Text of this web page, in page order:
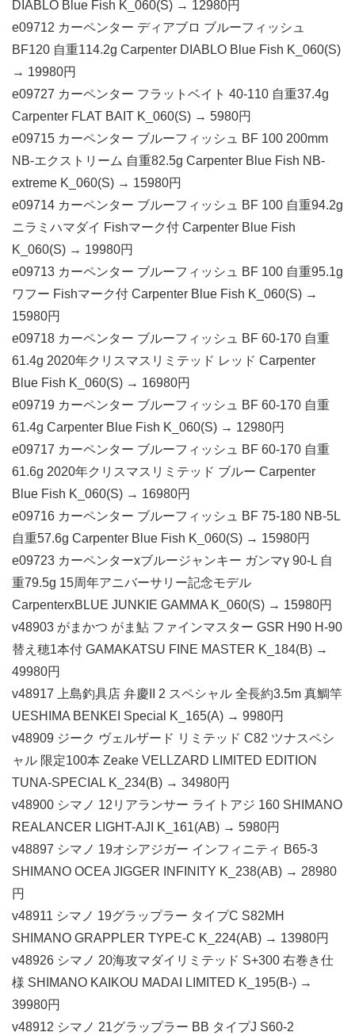
DIABLO Blue Fish K_060(S) → 12980円
e09712 カーペンター ディアブロ ブルーフィッシュ
BF120 自重114.2g Carpenter DIABLO Blue Fish K_060(S)
→ 19980円
e09727 カーペンター フラットベイト 40-110 自重37.4g
Carpenter FLAT BAIT K_060(S) → 5980円
e09715 カーペンター ブルーフィッシュ BF 100 200mm
NB-エクストリーム 自重82.5g Carpenter Blue Fish NB-
extreme K_060(S) → 15980円
e09714 カーペンター ブルーフィッシュ BF 100 自重94.2g
ニラミハマダイ Fishマーク付 Carpenter Blue Fish
K_060(S) → 19980円
e09713 カーペンター ブルーフィッシュ BF 100 自重95.1g
ワフー Fishマーク付 Carpenter Blue Fish K_060(S) →
15980円
e09718 カーペンター ブルーフィッシュ BF 60-170 自重
61.4g 2020年クリスマスリミテッド レッド Carpenter
Blue Fish K_060(S) → 16980円
e09719 カーペンター ブルーフィッシュ BF 60-170 自重
61.4g Carpenter Blue Fish K_060(S) → 12980円
e09717 カーペンター ブルーフィッシュ BF 60-170 自重
61.6g 2020年クリスマスリミテッド ブルー Carpenter
Blue Fish K_060(S) → 16980円
e09716 カーペンター ブルーフィッシュ BF 75-180 NB-5L
自重57.6g Carpenter Blue Fish K_060(S) → 15980円
e09723 カーペンターxブルージャンキー ガンマγ 90-L 自
重79.5g 15周年アニバーサリー記念モデル
CarpenterxBLUE JUNKIE GAMMA K_060(S) → 15980円
v48903 がまかつ がま鮎 ファインマスター GSR H90 H-90
替え穂1本付 GAMAKATSU FINE MASTER K_184(B) →
49980円
v48917 上島釣具店 弁慶II 2 スペシャル 全長約3.5m 真鯛竿
UESHIMA BENKEI Special K_165(A) → 9980円
v48909 ジーク ヴェルザード リミテッド C82 ツナスペシ
ャル 限定100本 Zeake VELLZARD LIMITED EDITION
TUNA-SPECIAL K_234(B) → 34980円
v48900 シマノ 12リアランサー ライトアジ 160 SHIMANO
REALANCER LIGHT-AJI K_161(AB) → 5980円
v48897 シマノ 19オシアジガー インフィニティ B65-3
SHIMANO OCEA JIGGER INFINITY K_238(AB) → 28980
円
v48911 シマノ 19グラップラー タイプC S82MH
SHIMANO GRAPPLER TYPE-C K_224(AB) → 13980円
v48926 シマノ 20海攻マダイリミテッド S+300 右巻き仕
様 SHIMANO KAIKOU MADAI LIMITED K_195(B-) →
39980円
v48912 シマノ 21グラップラー BB タイプJ S60-2